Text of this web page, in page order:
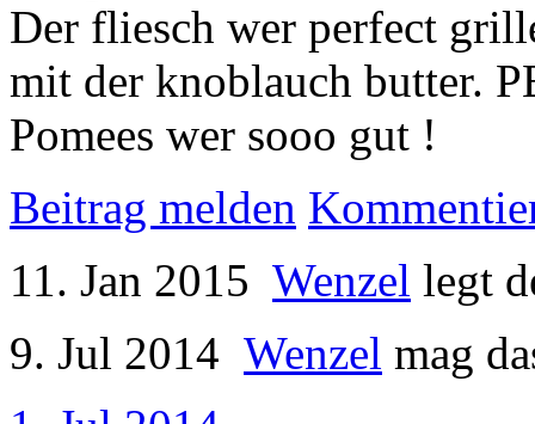
Der fliesch wer perfect
mit der knoblauch butter.
Pomees wer sooo gut !
Beitrag melden
11. Jan 2015 Wenzel legt
9. Jul 2014 Wenzel mag